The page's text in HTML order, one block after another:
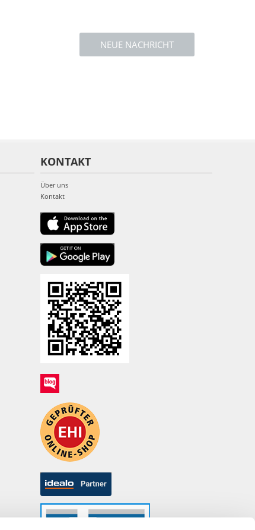
NEUE NACHRICHT
KONTAKT
Über uns
Kontakt